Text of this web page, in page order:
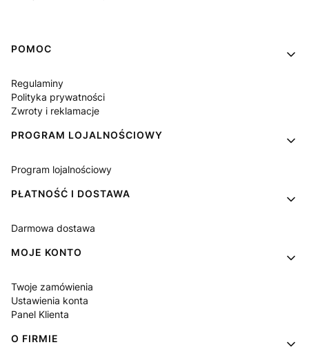
Linki w stopce
POMOC
Regulaminy
Polityka prywatności
Zwroty i reklamacje
PROGRAM LOJALNOŚCIOWY
Program lojalnościowy
PŁATNOŚĆ I DOSTAWA
Darmowa dostawa
MOJE KONTO
Twoje zamówienia
Ustawienia konta
Panel Klienta
O FIRMIE